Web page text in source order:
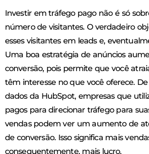
Investir em tráfego pago não é só
número de visitantes. O verdadeiro
esses visitantes em leads e,
Uma boa estratégia de anúncios
conversão, pois permite que você
têm interesse no que você oferece.
dados da HubSpot, empresas que
pagos para direcionar tráfego para
vendas podem ver um aumento de
de conversão. Isso significa mais
consequentemente, mais lucro.